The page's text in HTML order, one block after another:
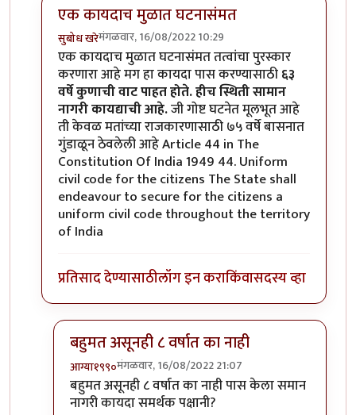
एक कायदाच मुळात घटनासंमत
सुबोध खरेमंगळवार, 16/08/2022 10:29
In reply toएक कायदाच मुळात घटनासंमतby
एक कायदाच मुळात घटनासंमत तत्वांचा पुरस्कार
करणारा आहे मग हा कायदा पास करण्यासाठी६३
वर्षे कुणाची वाट पाहत होते.हीच स्थिती सामान
नागरी कायद्याची आहे.जी गोष्ट घटनेत मूलभूत आहे
ती केवळ मतांच्या राजकारणासाठी ७५ वर्षे बासनात
गुंडाळून ठेवलेली आहे Article 44 in The
Constitution Of India 1949 44. Uniform
civil code for the citizens The State shall
endeavour to secure for the citizens a
uniform civil code throughout the territory
of India
प्रतिसाद देण्यासाठीलॉग इन कराकिंवासदस्य व्हा
बहुमत असूनही ८ वर्षात का नाही
आग्या१९९०मंगळवार, 16/08/2022 21:07
In reply toएक कायदाच मुळात घटनासंमतbyसुबोध खरे
बहुमत असूनही ८ वर्षात का नाही पास केला समान
नागरी कायदा समर्थक पक्षानी?